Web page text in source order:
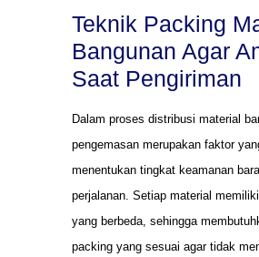
Teknik Packing
Bangunan Agar
Saat Pengiriman
Dalam proses distribusi material
pengemasan merupakan faktor
menentukan tingkat keamanan
perjalanan. Setiap material
yang berbeda, sehingga
packing yang sesuai agar tidak